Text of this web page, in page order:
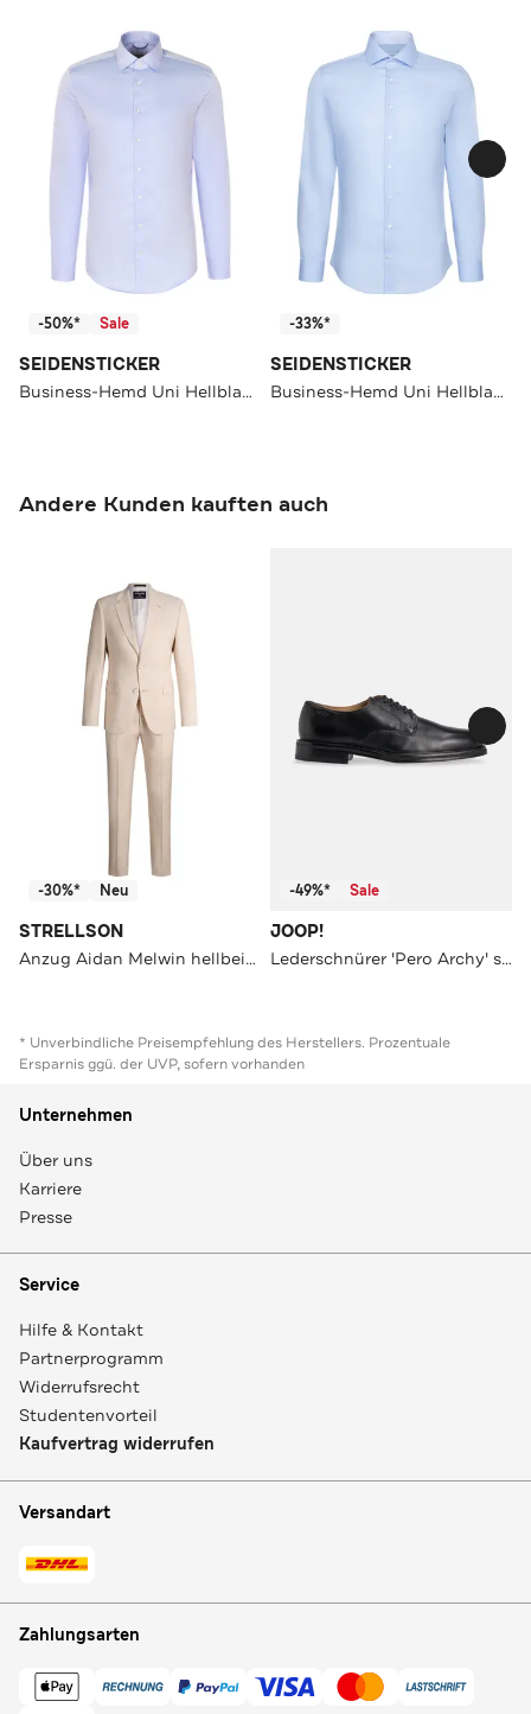
-50%* Sale
SEIDENSTICKER
Business-Hemd Uni Hellblau Extra Slim Fit
-33%*
SEIDENSTICKER
Business-Hemd Uni Hellblau Slim Fit
Andere Kunden kauften auch
-30%* Neu
STRELLSON
Anzug Aidan Melwin hellbeige Slim Fit
-49%* Sale
JOOP!
Lederschnürer 'Pero Archy' schwarz
* Unverbindliche Preisempfehlung des Herstellers. Prozentuale
Ersparnis ggü. der UVP, sofern vorhanden
Unternehmen
Über uns
Karriere
Presse
Service
Hilfe & Kontakt
Partnerprogramm
Widerrufsrecht
Studentenvorteil
Kaufvertrag widerrufen
Versandart
Zahlungsarten